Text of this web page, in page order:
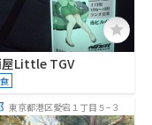
Little TGV
東京都港区愛宕１丁目５−３